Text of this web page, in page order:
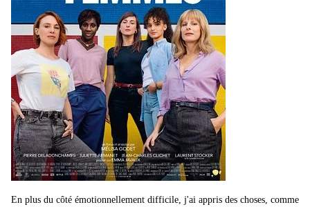
En plus du côté émotionnellement difficile, j'ai appris des choses, comme